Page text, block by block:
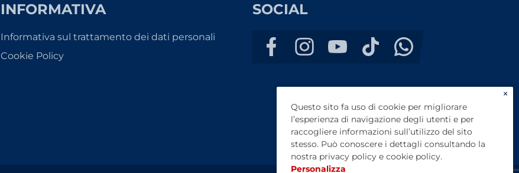
INFORMATIVA
Informativa sul trattamento dei dati personali
Cookie Policy
SOCIAL
×
Questo sito fa uso di cookie per migliorare
l’esperienza di navigazione degli utenti e per
raccogliere informazioni sull’utilizzo del sito
stesso. Può conoscere i dettagli consultando la
nostra privacy policy e cookie policy.
Personalizza